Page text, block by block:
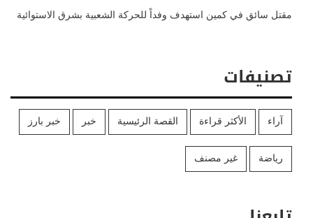
مقتل سائق في كمين استهدف وفداً للحركة الشعبية بشرق الاستوائية
تصنيفات
آراء الأكثر قراءة القصة الرئيسية خبر خبر بارز
رياضة غير مصنف